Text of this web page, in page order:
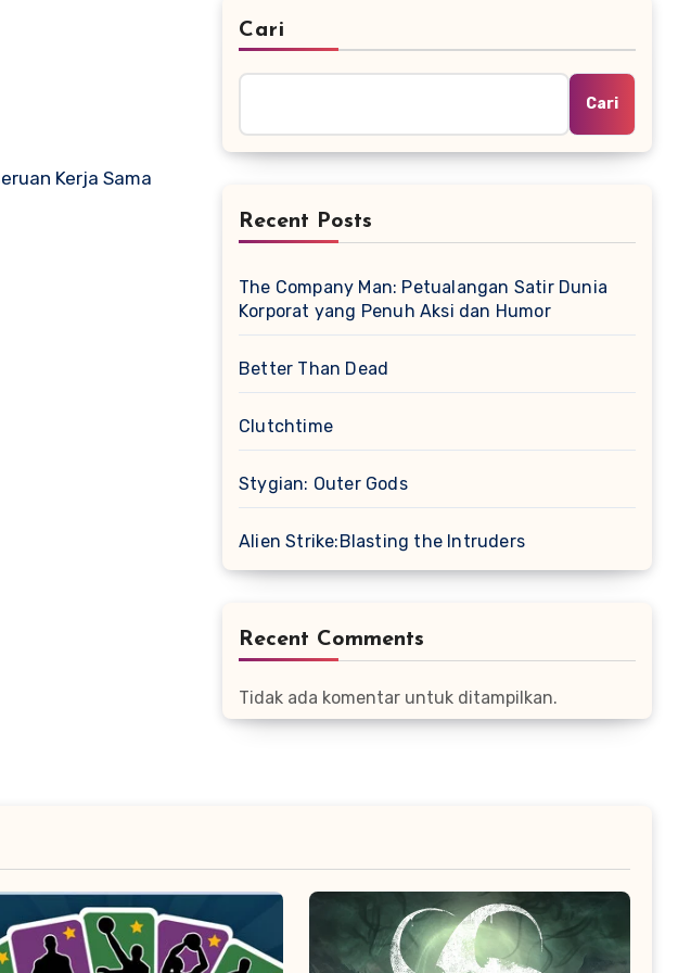
Cari
Cari
Recent Posts
The Company Man: Petualangan Satir Dunia
Korporat yang Penuh Aksi dan Humor
Better Than Dead
Clutchtime
Stygian: Outer Gods
Alien Strike:Blasting the Intruders
Recent Comments
Tidak ada komentar untuk ditampilkan.